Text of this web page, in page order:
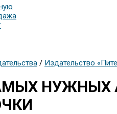
/ Издательство
НУЖНЫХ